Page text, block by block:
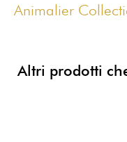
Animalier
Altri prodotti